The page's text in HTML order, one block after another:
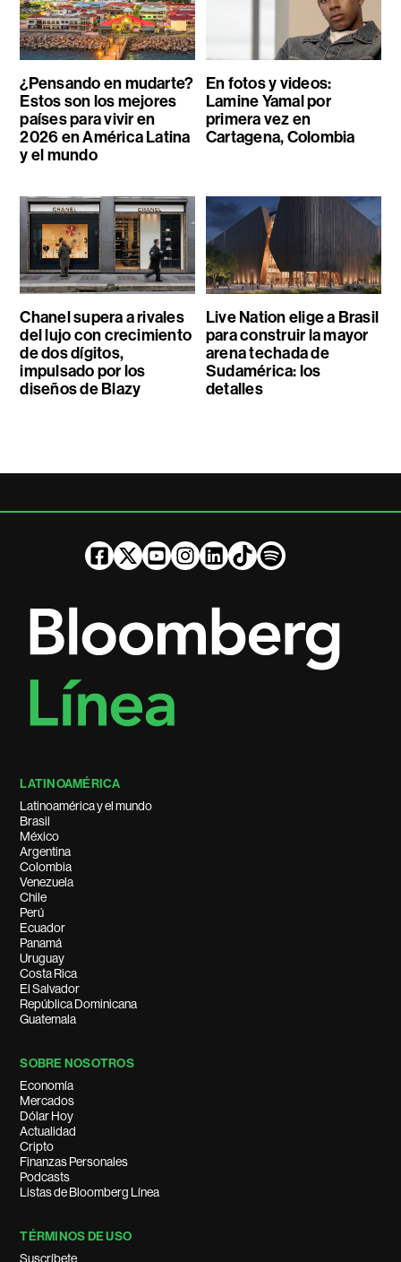
¿Pensando en mudarte?
Estos son los mejores
países para vivir en
2026 en América Latina
y el mundo
En fotos y videos:
Lamine Yamal por
primera vez en
Cartagena, Colombia
Chanel supera a rivales
del lujo con crecimiento
de dos dígitos,
impulsado por los
diseños de Blazy
Live Nation elige a Brasil
para construir la mayor
arena techada de
Sudamérica: los
detalles
LATINOAMÉRICA
Latinoamérica y el mundo
Brasil
México
Argentina
Colombia
Venezuela
Chile
Perú
Ecuador
Panamá
Uruguay
Costa Rica
El Salvador
República Dominicana
Guatemala
SOBRE NOSOTROS
Economía
Mercados
Dólar Hoy
Actualidad
Cripto
Finanzas Personales
Podcasts
Listas de Bloomberg Línea
TÉRMINOS DE USO
Suscríbete